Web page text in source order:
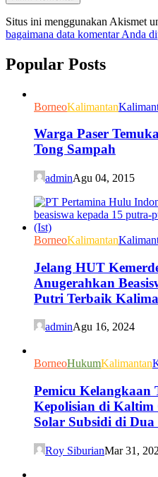
Situs ini menggunakan Akismet
bagaimana data komentar Anda
Popular Posts
BorneoKalimantan
Warga Paser
Tong Sampah
adminAgu 04, 2015
BorneoKalimantan
Jelang HUT
Anugerahkan
Putri Terbaik
adminAgu 16, 2024
BorneoHukumKalimantan
Pemicu Kelangkaan
Kepolisian di Kaltim
Solar Subsidi di Dua
Roy SiburianMar 31,